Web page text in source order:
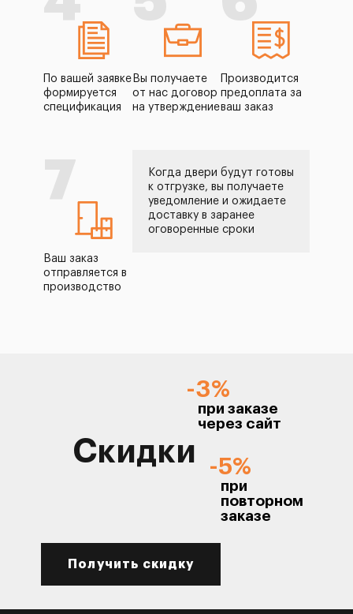
По вашей заявке
формируется
спецификация
Вы получаете
от нас договор
на утверждение
Производится
предоплата за
ваш заказ
7
Ваш заказ
отправляется в
производство
Когда двери будут готовы
к отгрузке, вы получаете
уведомление и ожидаете
доставку в заранее
оговоренные сроки
Скидки
-3%
при заказе
через сайт
-5%
при
повторном
заказе
Получить скидку